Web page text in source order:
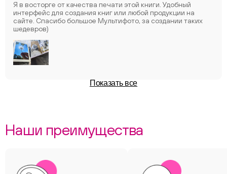
Я в восторге от качества печати этой книги. Удобный
интерфейс для создания книг или любой продукции на
сайте. Спасибо большое Мультифото, за создании таких
шедевров)
Показать все
Наши преимущества